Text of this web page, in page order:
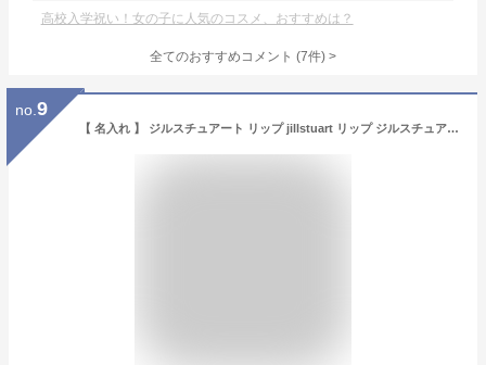
高校入学祝い！女の子に人気のコスメ、おすすめは？
全てのおすすめコメント (7件) >
no. 9
【 名入れ 】 ジルスチュアート リップ jillstuart リップ ジルスチュアート ギフト ジルスチュアート リップスティック 名入れ プレゼント 女性 誕生日プレゼント 女友達 ジルスチュアート 名入れ リップ JILLSTUART リップブロッサム バーム 3.5g